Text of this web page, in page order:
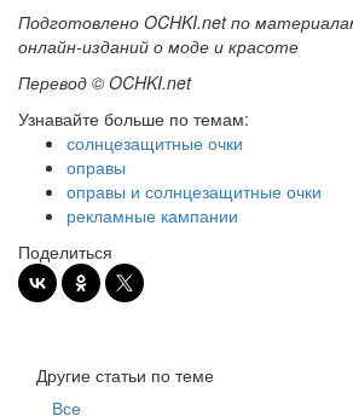
Подготовлено OCHKI.net по
онлайн-изданий о моде и красоте
Перевод © OCHKI.net
Узнавайте больше по темам:
солнцезащитные очки
оправы
оправы и солнцезащитные очки
рекламные кампании
Поделиться
Другие статьи по теме
Все